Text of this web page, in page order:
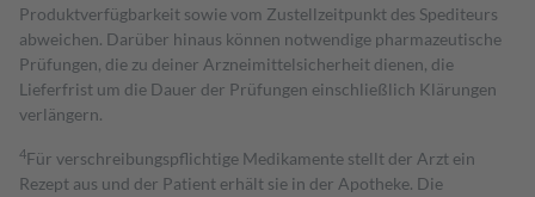
Produktverfügbarkeit sowie vom Zustellzeitpunkt des Spediteurs
abweichen. Darüber hinaus können notwendige pharmazeutische
Prüfungen, die zu deiner Arzneimittelsicherheit dienen, die
Lieferfrist um die Dauer der Prüfungen einschließlich Klärungen
verlängern.
4Für verschreibungspflichtige Medikamente stellt der Arzt ein
Rezept aus und der Patient erhält sie in der Apotheke. Die